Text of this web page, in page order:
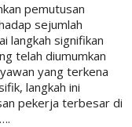
pemutusan
sejumlah
langkah signifikan
telah diumumkan
yang terkena
langkah ini
pekerja terbesar di